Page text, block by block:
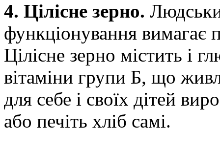
4. Цілісне зерно.
функціонування вимагає
Цілісне зерно містить і
вітаміни групи Б, що
для себе і своїх дітей
або печіть хліб самі.